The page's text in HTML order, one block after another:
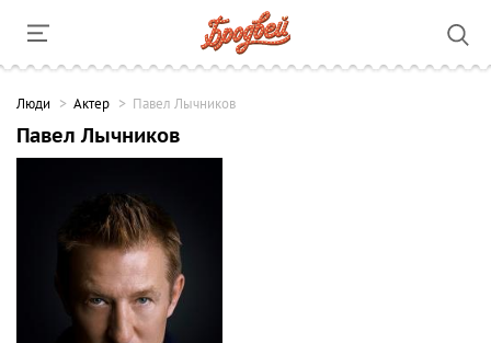
Люди Актер Павел Лычников
Павел Лычников